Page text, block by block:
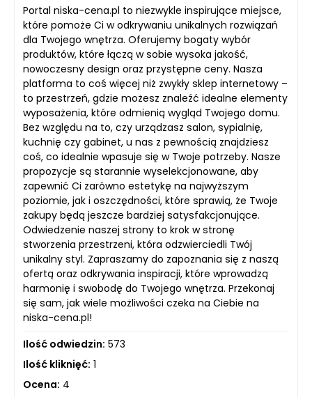
Portal niska-cena.pl to niezwykle inspirujące miejsce,
które pomoże Ci w odkrywaniu unikalnych rozwiązań
dla Twojego wnętrza. Oferujemy bogaty wybór
produktów, które łączą w sobie wysoka jakość,
nowoczesny design oraz przystępne ceny. Nasza
platforma to coś więcej niż zwykły sklep internetowy –
to przestrzeń, gdzie możesz znaleźć idealne elementy
wyposażenia, które odmienią wygląd Twojego domu.
Bez względu na to, czy urządzasz salon, sypialnię,
kuchnię czy gabinet, u nas z pewnością znajdziesz
coś, co idealnie wpasuje się w Twoje potrzeby. Nasze
propozycje są starannie wyselekcjonowane, aby
zapewnić Ci zarówno estetykę na najwyższym
poziomie, jak i oszczędności, które sprawią, że Twoje
zakupy będą jeszcze bardziej satysfakcjonujące.
Odwiedzenie naszej strony to krok w stronę
stworzenia przestrzeni, która odzwierciedli Twój
unikalny styl. Zapraszamy do zapoznania się z naszą
ofertą oraz odkrywania inspiracji, które wprowadzą
harmonię i swobodę do Twojego wnętrza. Przekonaj
się sam, jak wiele możliwości czeka na Ciebie na
niska-cena.pl!
Ilość odwiedzin: 573
Ilość kliknięć: 1
Ocena: 4